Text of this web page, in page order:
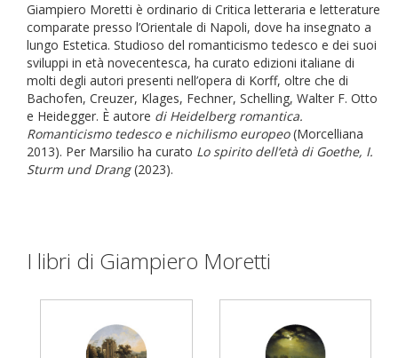
Giampiero Moretti è ordinario di Critica letteraria e letterature
comparate presso l’Orientale di Napoli, dove ha insegnato a
lungo Estetica. Studioso del romanticismo tedesco e dei suoi
sviluppi in età novecentesca, ha curato edizioni italiane di
molti degli autori presenti nell’opera di Korff, oltre che di
Bachofen, Creuzer, Klages, Fechner, Schelling, Walter F. Otto
e Heidegger. È autore di Heidelberg romantica.
Romanticismo tedesco e nichilismo europeo(Morcelliana
2013). Per Marsilio ha curato Lo spirito dell’età di Goethe, I.
Sturm und Drang(2023).
I libri di Giampiero Moretti